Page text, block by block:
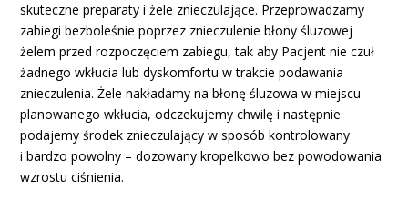
skuteczne preparaty i żele znieczulające. Przeprowadzamy
zabiegi bezboleśnie poprzez znieczulenie błony śluzowej
żelem przed rozpoczęciem zabiegu, tak aby Pacjent nie czuł
żadnego wkłucia lub dyskomfortu w trakcie podawania
znieczulenia. Żele nakładamy na błonę śluzowa w miejscu
planowanego wkłucia, odczekujemy chwilę i następnie
podajemy środek znieczulający w sposób kontrolowany
i bardzo powolny – dozowany kropelkowo bez powodowania
wzrostu ciśnienia.